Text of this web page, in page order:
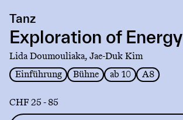
Exploration
Energy
Tanz
Exploration of Energy
Lida Doumouliaka, Jae-Duk Kim
Einführung
Bühne ab 10 A8
CHF 25 - 85